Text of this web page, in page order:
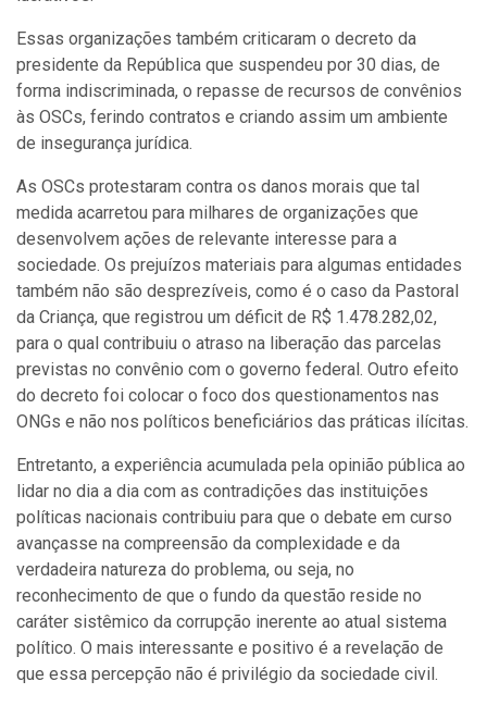
Essas organizações também criticaram o decreto da
presidente da República que suspendeu por 30 dias, de
forma indiscriminada, o repasse de recursos de convênios
às OSCs, ferindo contratos e criando assim um ambiente
de insegurança jurídica.
As OSCs protestaram contra os danos morais que tal
medida acarretou para milhares de organizações que
desenvolvem ações de relevante interesse para a
sociedade. Os prejuízos materiais para algumas entidades
também não são desprezíveis, como é o caso da Pastoral
da Criança, que registrou um déficit de R$ 1.478.282,02,
para o qual contribuiu o atraso na liberação das parcelas
previstas no convênio com o governo federal. Outro efeito
do decreto foi colocar o foco dos questionamentos nas
ONGs e não nos políticos beneficiários das práticas ilícitas.
Entretanto, a experiência acumulada pela opinião pública ao
lidar no dia a dia com as contradições das instituições
políticas nacionais contribuiu para que o debate em curso
avançasse na compreensão da complexidade e da
verdadeira natureza do problema, ou seja, no
reconhecimento de que o fundo da questão reside no
caráter sistêmico da corrupção inerente ao atual sistema
político. O mais interessante e positivo é a revelação de
que essa percepção não é privilégio da sociedade civil.